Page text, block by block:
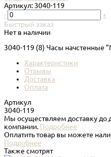
Артикул: 3040-119
-
+
Быстрый заказ
Нет в наличии
3040-119 (8) Часы
Характеристики
Отзывы
Доставка
Оплата
Артикул
3040-119
Мы осуществляем доставку до
компании. Подробнее
Оплатить товар вы можете
Подробнее
Также смотрят